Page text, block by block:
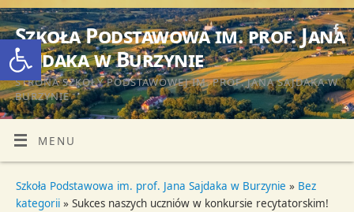
Otwórz pasek narzędzi
Szkoła Podstawowa im. prof. Jana
Sajdaka w Burzynie
STRONA SZKOŁY PODSTAWOWEJ IM. PROF. JANA SAJDAKA W
BURZYNIE
MENU
Szkoła Podstawowa im. prof. Jana Sajdaka w Burzynie » Bez
kategorii » Sukces naszych uczniów w konkursie recytatorskim!